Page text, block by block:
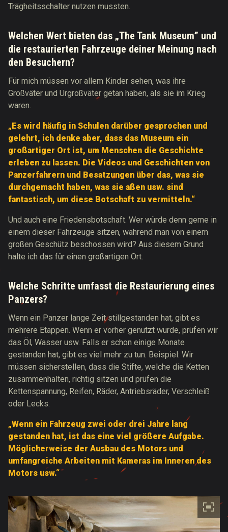
Trägheitsschalter nutzen mussten.
Welchen Wert bieten das „The Tank Museum” und
die restaurierten Fahrzeuge deiner Meinung nach
den Besuchern?
Für mich müssen vor allem Kinder sehen, was ihre
Großväter und Urgroßväter getan haben, als sie im Krieg
waren.
„Es wird häufig in Schulen darüber gesprochen und
gelehrt, ich denke aber, dass das Museum ein
großartiger Ort ist, um Menschen die Geschichte
erleben zu lassen. Die Videos und Geschichten von
Panzerfahrern und Besatzungen über das, was sie
durchgemacht haben, was sie aßen usw. sind
fantastisch, um diese Botschaft zu vermitteln.“
Und auch eine Friedensbotschaft. Wer würde denn gerne in
einem dieser Fahrzeuge sitzen, während man von einem
großen Geschütz beschossen wird? Aus diesem Grund
halte ich das für einen großartigen Ort.
Welche Schritte umfasst die Restaurierung eines
Panzers?
Wenn ein Panzer lange Zeit stillgestanden hat, gibt es
mehrere Etappen. Wenn er vorher genutzt wurde, prüfen wir
das Öl, Wasser usw. Falls er schon einige Monate
gestanden hat, gibt es viel mehr zu tun. Beispiel: Wir
müssen sicherstellen, dass die Stifte, welche die Ketten
zusammenhalten, richtig sitzen und prüfen die
Kettenspannung, Reifen, Räder, Antriebsräder, Verschleiß
oder Lecks.
„Wenn ein Fahrzeug zwei oder drei Jahre lang
gestanden hat, ist das eine viel größere Aufgabe.
Möglicherweise der Ausbau des Motors und
umfangreiche Arbeiten mit Kameras im Inneren des
Motors usw.“